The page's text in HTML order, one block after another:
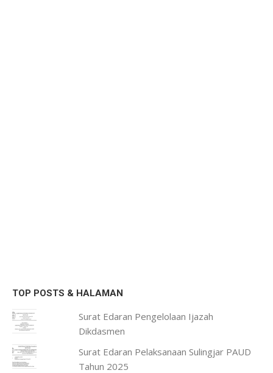
TOP POSTS & HALAMAN
Surat Edaran Pengelolaan Ijazah
Dikdasmen
Surat Edaran Pelaksanaan Sulingjar PAUD
Tahun 2025